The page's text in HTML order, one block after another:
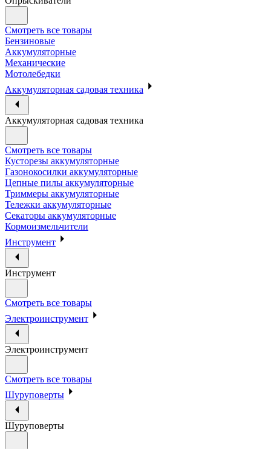
Смотреть все товары
Бензиновые
Аккумуляторные
Механические
Мотолебедки
Аккумуляторная садовая техника
Аккумуляторная садовая техника
Смотреть все товары
Кусторезы аккумуляторные
Газонокосилки аккумуляторные
Цепные пилы аккумуляторные
Триммеры аккумуляторные
Тележки аккумуляторные
Секаторы аккумуляторные
Кормоизмельчители
Инструмент
Инструмент
Смотреть все товары
Электроинструмент
Электроинструмент
Смотреть все товары
Шуруповерты
Шуруповерты